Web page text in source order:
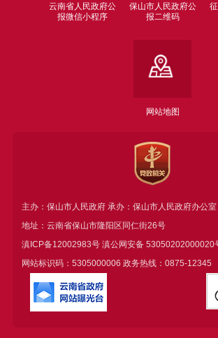
云南省人民政府公
报微信小程序
保山市人民政府公
报二维码
网站地图
主办：保山市人民政府 承办：保山市人民政府办公室
地址：云南省保山市隆阳区同仁街26号
滇ICP备12002983号滇公网安备 53050202000020
网站标识码：5305000006 政务热线：0875-12345